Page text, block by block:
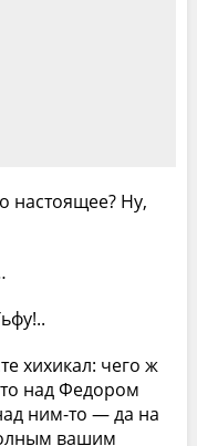
настоящее? Ну,
хихикал: чего ж
над Федором
ним-то — да на
вашим